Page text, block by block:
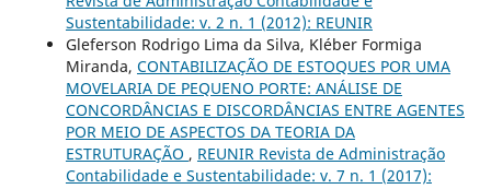
Sustentabilidade: v. 2 n. 1 (2012): REUNIR
Gleferson Rodrigo Lima da Silva, Kléber Formiga
Miranda, CONTABILIZAÇÃO DE ESTOQUES POR UMA
MOVELARIA DE PEQUENO PORTE: ANÁLISE DE
CONCORDÂNCIAS E DISCORDÂNCIAS ENTRE AGENTES
POR MEIO DE ASPECTOS DA TEORIA DA
ESTRUTURAÇÃO , REUNIR Revista de Administração
Contabilidade e Sustentabilidade: v. 7 n. 1 (2017):